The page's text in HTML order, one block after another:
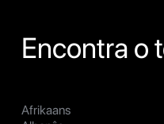
Encontra o
Afrikaans